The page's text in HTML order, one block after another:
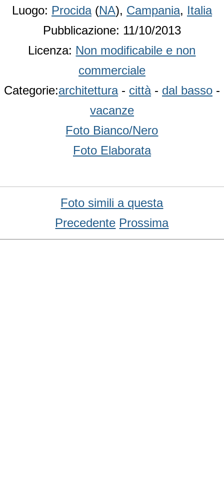
Luogo: Procida(NA), Campania, Italia
Pubblicazione: 11/10/2013
Licenza: Non modificabile e non
commerciale
Categorie:architettura- città- dal basso -
vacanze
Foto Bianco/Nero
Foto Elaborata
Foto simili a questa
Precedente Prossima